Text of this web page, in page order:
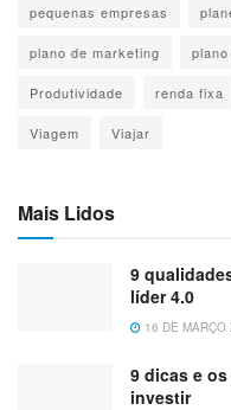
pequenas empresas
plano de marketing
Produtividade renda fixa
Viagem Viajar
Mais Lidos
9
líder 4.0
16 DE MARÇO
9 dicas e
investir